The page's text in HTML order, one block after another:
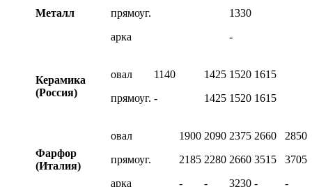
Металл
прямоуг.
арка
1330
-
Керамика
(Россия)
овал
прямоуг.
1140
-
1425
1425
1520
1520
1615
1615
Фарфор
(Италия)
овал
прямоуг.
арка
1900
2185
-
2090
2280
-
2375
2660
3230
2660
3515
-
2850
3705
-